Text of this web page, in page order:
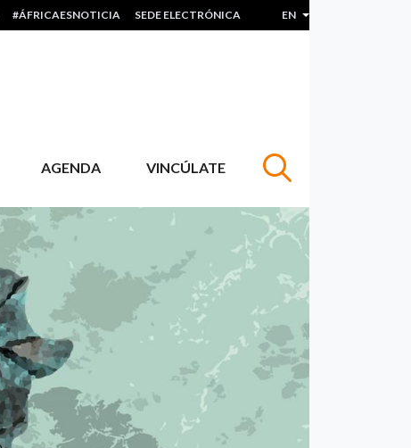
#ÁFRICAESNOTICIA SEDE ELECTRÓNICA EN List additional actions
AGENDA VINCÚLATE